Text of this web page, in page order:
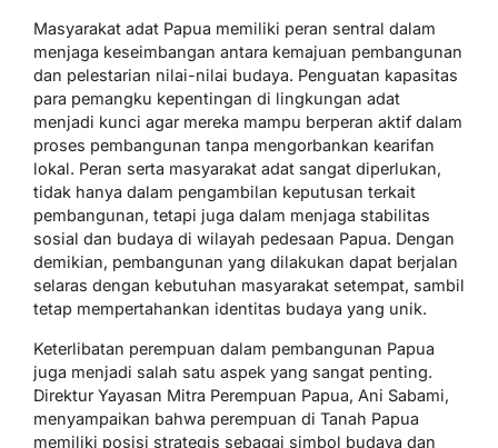
Masyarakat adat Papua memiliki peran sentral dalam
menjaga keseimbangan antara kemajuan pembangunan
dan pelestarian nilai-nilai budaya. Penguatan kapasitas
para pemangku kepentingan di lingkungan adat
menjadi kunci agar mereka mampu berperan aktif dalam
proses pembangunan tanpa mengorbankan kearifan
lokal. Peran serta masyarakat adat sangat diperlukan,
tidak hanya dalam pengambilan keputusan terkait
pembangunan, tetapi juga dalam menjaga stabilitas
sosial dan budaya di wilayah pedesaan Papua. Dengan
demikian, pembangunan yang dilakukan dapat berjalan
selaras dengan kebutuhan masyarakat setempat, sambil
tetap mempertahankan identitas budaya yang unik.
Keterlibatan perempuan dalam pembangunan Papua
juga menjadi salah satu aspek yang sangat penting.
Direktur Yayasan Mitra Perempuan Papua, Ani Sabami,
menyampaikan bahwa perempuan di Tanah Papua
memiliki posisi strategis sebagai simbol budaya dan